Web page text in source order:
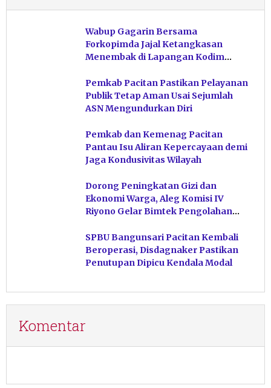
Wabup Gagarin Bersama
Forkopimda Jajal Ketangkasan
Menembak di Lapangan Kodim
Pemkab Pacitan Pastikan Pelayanan
Publik Tetap Aman Usai Sejumlah
ASN Mengundurkan Diri
Pemkab dan Kemenag Pacitan
Pantau Isu Aliran Kepercayaan demi
Jaga Kondusivitas Wilayah
Dorong Peningkatan Gizi dan
Ekonomi Warga, Aleg Komisi IV
Riyono Gelar Bimtek Pengolahan
SPBU Bangunsari Pacitan Kembali
Beroperasi, Disdagnaker Pastikan
Penutupan Dipicu Kendala Modal
Komentar